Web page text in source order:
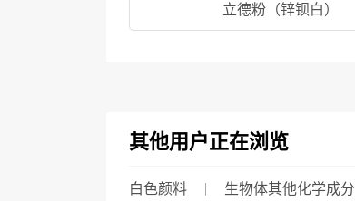
立德粉（锌钡白）
其他用户正在浏览
白色颜料 生物体其他化学成分